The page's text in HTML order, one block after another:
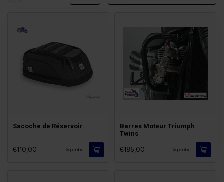
Sacoche de Réservoir
€110,00 Disponible
Barres Moteur Triumph
Twins
€185,00 Disponible